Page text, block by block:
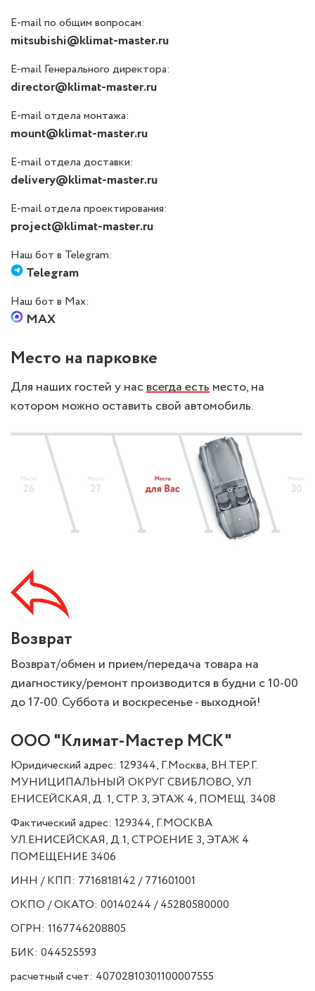
E-mail по общим вопросам:
mitsubishi@klimat-master.ru
E-mail Генерального директора:
director@klimat-master.ru
E-mail отдела монтажа:
mount@klimat-master.ru
E-mail отдела доставки:
delivery@klimat-master.ru
E-mail отдела проектирования:
project@klimat-master.ru
Наш бот в Telegram:
Telegram
Наш бот в Max:
MAX
Место на парковке
Для наших гостей у насвсегда естьместо, на
котором можно оставить свой автомобиль.
ООО "Климат-Мастер МСК"
Юридический адрес: 129344, Г.Москва, ВН.ТЕР.Г.
МУНИЦИПАЛЬНЫЙ ОКРУГ СВИБЛОВО, УЛ
ЕНИСЕЙСКАЯ, Д. 1, СТР. 3, ЭТАЖ 4, ПОМЕЩ. 3408
Фактический адрес: 129344, Г.МОСКВА
УЛ.ЕНИСЕЙСКАЯ, Д.1, СТРОЕНИЕ 3, ЭТАЖ 4
ПОМЕЩЕНИЕ 3406
ИНН / КПП: 7716818142 / 771601001
ОКПО / ОКАТО: 00140244 / 45280580000
ОГРН: 1167746208805
БИК: 044525593
расчетный счет: 40702810301100007555
Возврат
Возврат/обмен и прием/передача товара на
диагностику/ремонт производится в будни с 10-00
до 17-00. Суббота и воскресенье - выходной!